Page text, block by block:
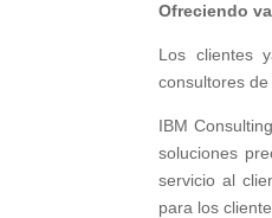
Ofreciendo
Los clientes
consultores de
IBM
soluciones
servicio al
para los